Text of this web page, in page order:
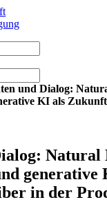
und Dialog:
KI als
Natural
generative
in der